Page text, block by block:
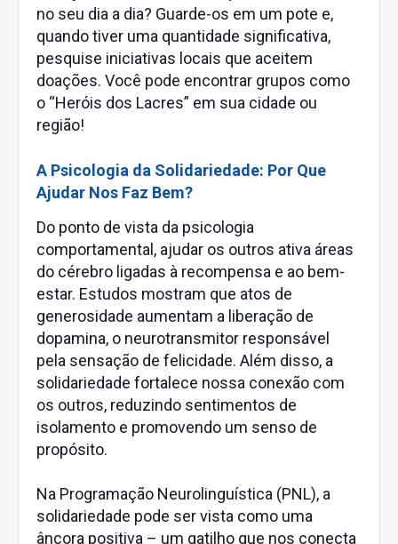
no seu dia a dia? Guarde-os em um pote e,
quando tiver uma quantidade significativa,
pesquise iniciativas locais que aceitem
doações. Você pode encontrar grupos como
o “Heróis dos Lacres” em sua cidade ou
região!
A Psicologia da Solidariedade: Por Que
Ajudar Nos Faz Bem?
Do ponto de vista da psicologia
comportamental, ajudar os outros ativa áreas
do cérebro ligadas à recompensa e ao bem-
estar. Estudos mostram que atos de
generosidade aumentam a liberação de
dopamina, o neurotransmitor responsável
pela sensação de felicidade. Além disso, a
solidariedade fortalece nossa conexão com
os outros, reduzindo sentimentos de
isolamento e promovendo um senso de
propósito.
Na Programação Neurolinguística (PNL), a
solidariedade pode ser vista como uma
âncora positiva – um gatilho que nos conecta